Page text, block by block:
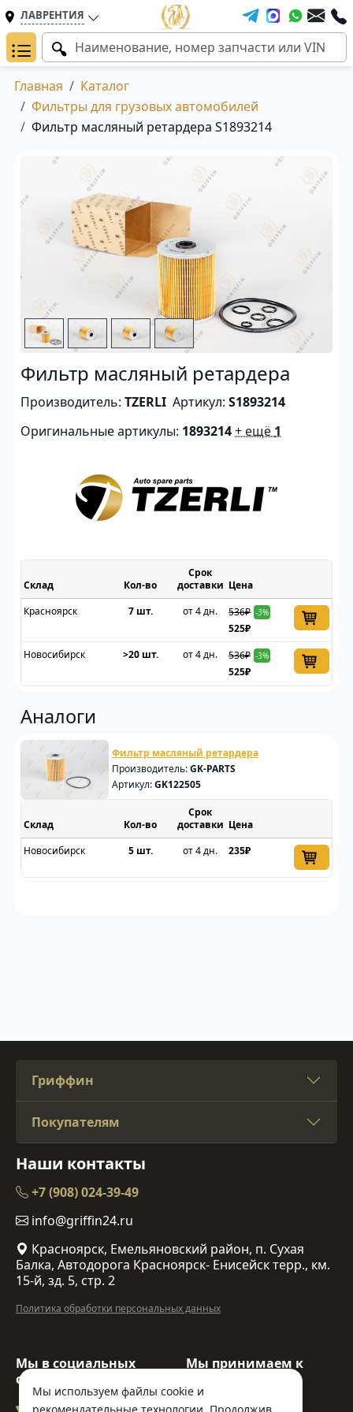
ЛАВРЕНТИЯ
Главная
Каталог
Фильтры для грузовых автомобилей
Фильтр масляный ретардера S1893214
Фильтр масляный ретардера
Производитель: TZERLI Артикул: S1893214
Оригинальные артикулы: 1893214+ ещё 1
Склад
Срок
доставки Цена
Красноярск
7 шт. от 4 дн. 536₽ -3%
525₽
Новосибирск
>20 шт. от 4 дн. 536₽ -3%
525₽
Аналоги
Фильтр масляный ретардера
Производитель:GK-PARTS
Артикул:GK122505
Склад
Срок
доставки Цена
Новосибирск
5 шт. от 4 дн. 235₽
Мы используем файлы cookie и
Гриффин
Покупателям
Наши контакты
+7 (908) 024-39-49
info@griffin24.ru
Красноярск, Емельяновский район, п. Сухая
Балка, Автодорога Красноярск- Енисейск терр., км.
15-й, зд. 5, стр. 2
Политика обработки персональных данных
Мы в социальных
сетях:
Мы принимаем к